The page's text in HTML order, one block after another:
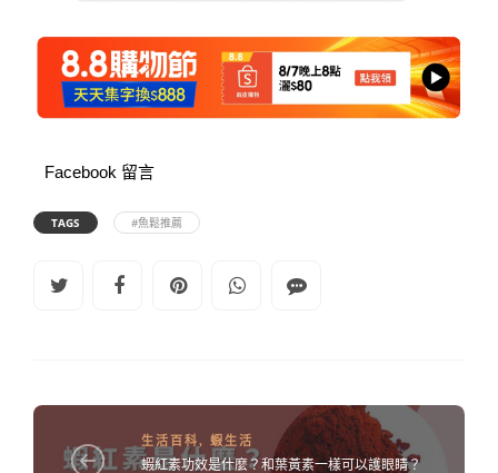
Facebook 留言
TAGS #魚鬆推薦
生活百科, 蝦生活
蝦紅素功效是什麼？和葉黃素一樣可以護眼睛？